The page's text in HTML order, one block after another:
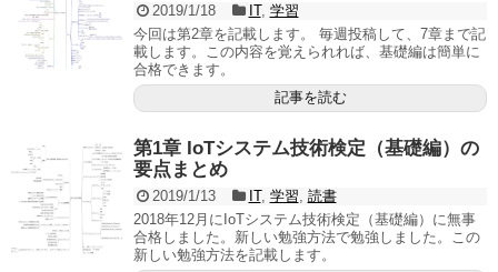
2019/1/18 IT, 学習
今回は第2章を記載します。 毎週投稿して、7章まで記
載します。この内容を覚えられれば、基礎編は簡単に
合格できます。
記事を読む
第1章 IoTシステム技術検定（基礎編）の
要点まとめ
2019/1/13 IT, 学習 読書
2018年12月にIoTシステム技術検定（基礎編）に無事
合格しました。新しい勉強方法で勉強しました。この
新しい勉強方法を記載します。